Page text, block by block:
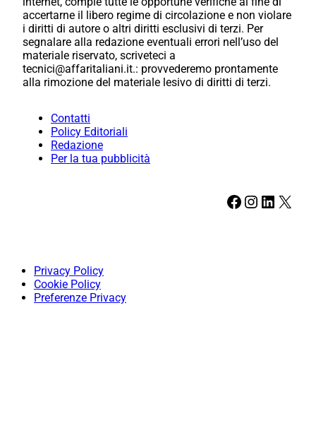
accertarne il libero regime di circolazione e non violare
i diritti di autore o altri diritti esclusivi di terzi. Per
segnalare alla redazione eventuali errori nell’uso del
materiale riservato, scriveteci a
tecnici@affaritaliani.it.: provvederemo prontamente
alla rimozione del materiale lesivo di diritti di terzi.
Contatti
Policy Editoriali
Redazione
Per la tua pubblicità
Facebook Instagram LinkedIn X
Privacy Policy
Cookie Policy
Preferenze Privacy